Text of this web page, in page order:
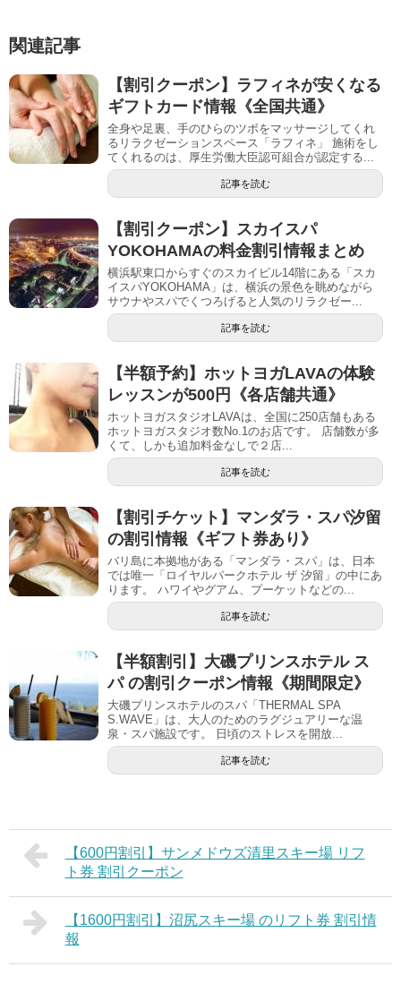
関連記事
【割引クーポン】ラフィネが安くなる
ギフトカード情報《全国共通》
全身や足裏、手のひらのツボをマッサージしてくれ
るリラクゼーションスペース「ラフィネ」 施術をし
てくれるのは、厚生労働大臣認可組合が認定する...
記事を読む
【割引クーポン】スカイスパ
YOKOHAMAの料金割引情報まとめ
横浜駅東口からすぐのスカイビル14階にある「スカ
イスパYOKOHAMA」は、横浜の景色を眺めながら
サウナやスパでくつろげると人気のリラクゼー...
記事を読む
【半額予約】ホットヨガLAVAの体験
レッスンが500円《各店舗共通》
ホットヨガスタジオLAVAは、全国に250店舗もある
ホットヨガスタジオ数No.1のお店です。 店舗数が多
くて、しかも追加料金なしで２店...
記事を読む
【割引チケット】マンダラ・スパ汐留
の割引情報《ギフト券あり》
バリ島に本拠地がある「マンダラ・スパ」は、日本
では唯一「ロイヤルパークホテル ザ 汐留」の中にあ
ります。 ハワイやグアム、プーケットなどの...
記事を読む
【半額割引】大磯プリンスホテル ス
パ の割引クーポン情報《期間限定》
大磯プリンスホテルのスパ「THERMAL SPA
S.WAVE」は、大人のためのラグジュアリーな温
泉・スパ施設です。 日頃のストレスを開放...
記事を読む
【600円割引】サンメドウズ清里スキー場 リフ
ト券 割引クーポン
【1600円割引】沼尻スキー場 のリフト券 割引情
報